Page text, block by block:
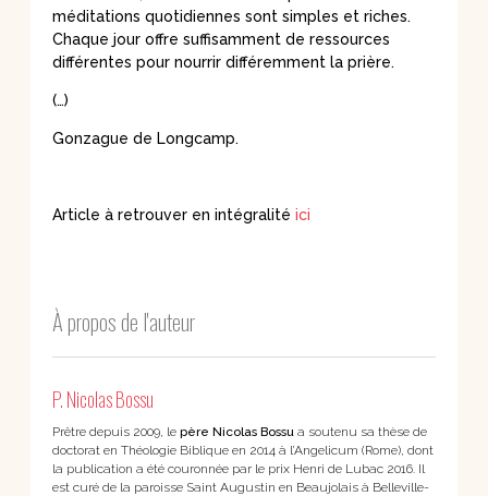
méditations quotidiennes sont simples et riches.
Chaque jour offre suffisamment de ressources
différentes pour nourrir différemment la prière.
(…)
Gonzague de Longcamp.
Article à retrouver en intégralité ici
À propos de l'auteur
P. Nicolas Bossu
Prêtre depuis 2009, le père Nicolas Bossu a soutenu sa thèse de
doctorat en Théologie Biblique en 2014 à l’Angelicum (Rome), dont
la publication a été couronnée par le prix Henri de Lubac 2016. Il
est curé de la paroisse Saint Augustin en Beaujolais à Belleville-